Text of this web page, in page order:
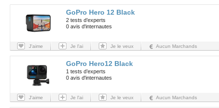
GoPro Hero 12 Black
2 tests d’experts
0 avis d'internautes
J'aime Je l'ai Je le veux Aucun Marchands
GoPro Hero12 Black
1 tests d’experts
0 avis d'internautes
J'aime Je l'ai Je le veux Aucun Marchands